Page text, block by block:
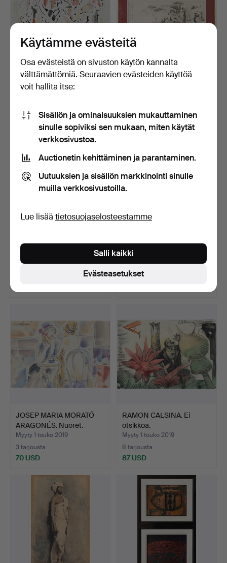
ANTONIO VILLANUEVA.
lukuja.
35 USD
CHINESE SCHOOL, 20TH
104 USD
JAUME FERRER. ACTIVE
IN CATALONIA IN THE L…
Myyty 1 touko 2019
FRANCISCO GIMENO.
omakuva.
Myyty 1 touko 2019
4 tarjousta
JOSEP MARIA MORATÓ
ARAGONÉS. Nuoret.
Myyty 1 touko 2019
3 tarjousta
70 USD
RAMON CALSINA. Ei
otsikkoa.
Myyty 1 touko 2019
8 tarjousta
87 USD
Käytämme evästeitä
Osa evästeistä on sivuston käytön kannalta
välttämättömiä. Seuraavien evästeiden käyttöä
voit hallita itse:
Sisällön ja ominaisuuksien mukauttaminen
sinulle sopiviksi sen mukaan, miten käytät
verkkosivustoa.
Auctionetin kehittäminen ja parantaminen.
Uutuuksien ja sisällön markkinointi sinulle
muilla verkkosivustoilla.
Lue lisää tietosuojaselosteestamme
Evästeasetukset
Salli kaikki